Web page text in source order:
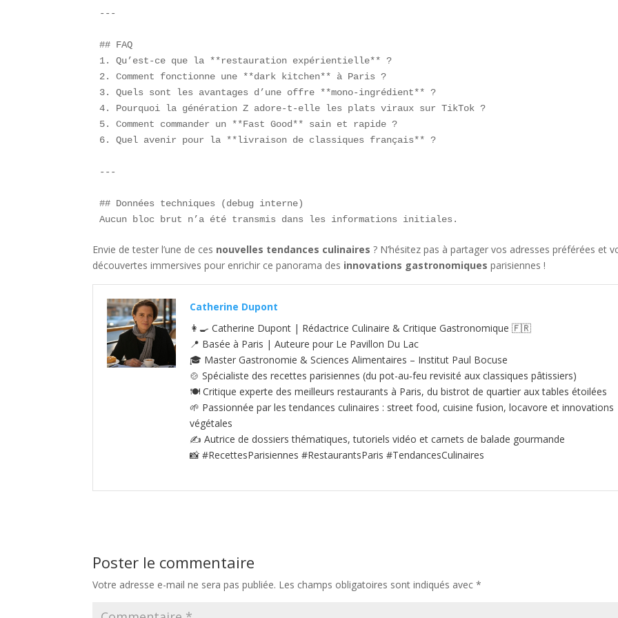
---
## FAQ
1. Qu’est-ce que la **restauration expérientielle** ?
2. Comment fonctionne une **dark kitchen** à Paris ?
3. Quels sont les avantages d’une offre **mono-ingrédient** ?
4. Pourquoi la génération Z adore-t-elle les plats viraux sur TikTok ?
5. Comment commander un **Fast Good** sain et rapide ?
6. Quel avenir pour la **livraison de classiques français** ?
---
## Données techniques (debug interne)
Aucun bloc brut n’a été transmis dans les informations initiales.
Envie de tester l’une de ces nouvelles tendances culinaires ? N’hésitez pas à partager vos adresses préférées et
découvertes immersives pour enrichir ce panorama des innovations gastronomiques parisiennes !
Catherine Dupont
👩‍🍳 Catherine Dupont | Rédactrice Culinaire & Critique Gastronomique 🇫🇷
📍 Basée à Paris | Auteure pour Le Pavillon Du Lac
🎓 Master Gastronomie & Sciences Alimentaires – Institut Paul Bocuse
🍲 Spécialiste des recettes parisiennes (du pot-au‑feu revisité aux classiques pâtissiers)
🍽️ Critique experte des meilleurs restaurants à Paris, du bistrot de quartier aux tables étoilées
🌱 Passionnée par les tendances culinaires : street food, cuisine fusion, locavore et innovations
végétales
✍️ Autrice de dossiers thématiques, tutoriels vidéo et carnets de balade gourmande
📸 #RecettesParisiennes #RestaurantsParis #TendancesCulinaires
Poster le commentaire
Votre adresse e-mail ne sera pas publiée. Les champs obligatoires sont indiqués avec*